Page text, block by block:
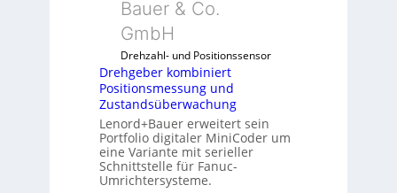
Bauer & Co.
GmbH
Drehzahl- und Positionssensor
Drehgeber kombiniert
Positionsmessung und
Zustandsüberwachung
Lenord+Bauer erweitert sein
Portfolio digitaler MiniCoder um
eine Variante mit serieller
Schnittstelle für Fanuc-
Umrichtersysteme.